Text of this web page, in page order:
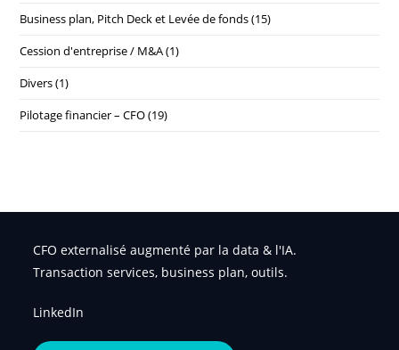
Business plan, Pitch Deck et Levée de fonds(15)
Cession d'entreprise / M&A(1)
Divers(1)
Pilotage financier – CFO(19)
CFO externalisé augmenté par la data & l'IA.
Transaction services, business plan, outils.
LinkedIn